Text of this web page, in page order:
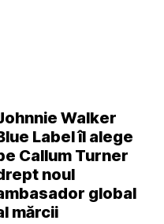
Walker
Label îl alege
Callum Turner
noul
global
mărcii